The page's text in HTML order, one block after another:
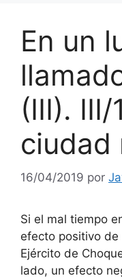
En un
(III).
ciudad
16/04/2019 por
Si el mal tiempo
efecto positivo de
Ejército de
lado, un efecto